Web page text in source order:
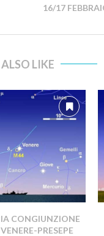
16/17
LIKE
CONGIUNZIONE
PRESEPE